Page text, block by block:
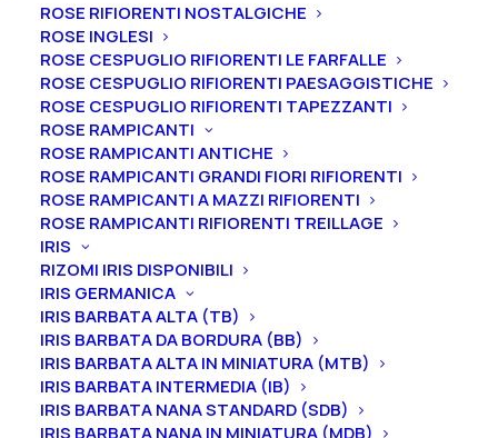
ROSE RIFIORENTI NOSTALGICHE
ROSE INGLESI
ROSE CESPUGLIO RIFIORENTI LE FARFALLE
ROSE CESPUGLIO RIFIORENTI PAESAGGISTICHE
ROSE CESPUGLIO RIFIORENTI TAPEZZANTI
ROSE RAMPICANTI
ROSE RAMPICANTI ANTICHE
ROSE RAMPICANTI GRANDI FIORI RIFIORENTI
ROSE RAMPICANTI A MAZZI RIFIORENTI
ROSE RAMPICANTI RIFIORENTI TREILLAGE
IRIS
RIZOMI IRIS DISPONIBILI
IRIS GERMANICA
IRIS BARBATA ALTA (TB)
IRIS BARBATA DA BORDURA (BB)
IRIS BARBATA ALTA IN MINIATURA (MTB)
IRIS BARBATA INTERMEDIA (IB)
IRIS BARBATA NANA STANDARD (SDB)
IRIS BARBATA NANA IN MINIATURA (MDB)
muscosa “Eugenie
Guinoisseau”
22,00€
La Rosa “Eugenie Guinoisseau” è una Centifolia
Muscosa dai fiori profumati a coppa di un colore
davvero profondo, un violetto misto al porpora. Molto
interessante è anche il fogliame che risulta verde
scuro, leggermente lucido. In inverno si rallegra grazie
ai cinorrodi che decorano i rami nudi. Altezza 120 cm.
Fioritura estiva unica.
Bertrand Guinoisseau-Flon, 1864, Francia